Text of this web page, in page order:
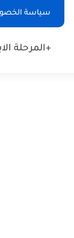
سياسة
+المرحلة